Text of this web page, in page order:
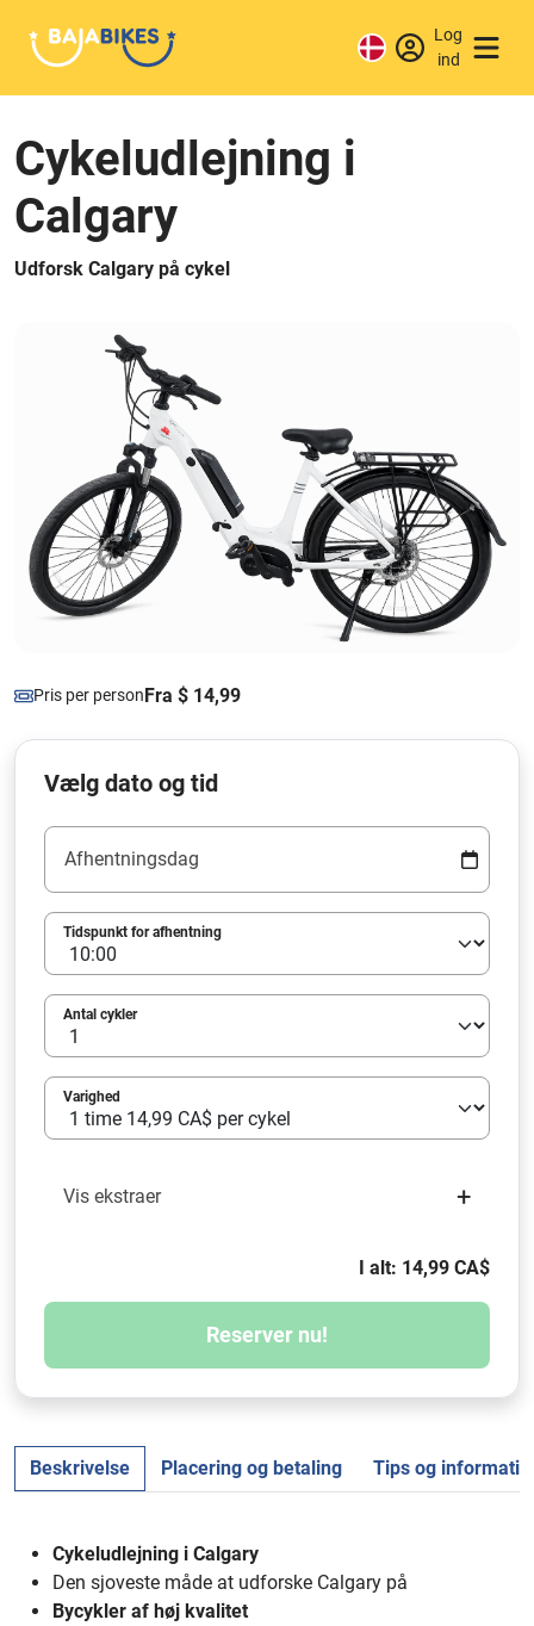
Log
ind
Cykeludlejning i
Calgary
Udforsk Calgary på cykel
Pris per personFra $ 14,99
Vælg dato og tid
Afhentningsdag
Tidspunkt for afhentning
Antal cykler
Varighed
Vis ekstraer +
I alt: 14,99 CA$
Reserver nu!
Beskrivelse Placering og betaling Tips og
Cykeludlejning i Calgary
Den sjoveste måde at udforske Calgary på
Bycykler af høj kvalitet